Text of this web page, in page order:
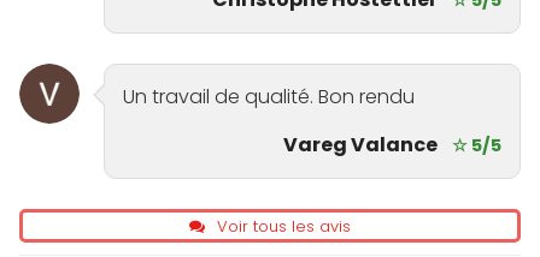
Un travail de qualité. Bon rendu
Vareg Valance ☆ 5/5
Voir tous les avis